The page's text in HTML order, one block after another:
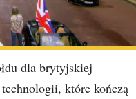
dla brytyjskiej
które kończą